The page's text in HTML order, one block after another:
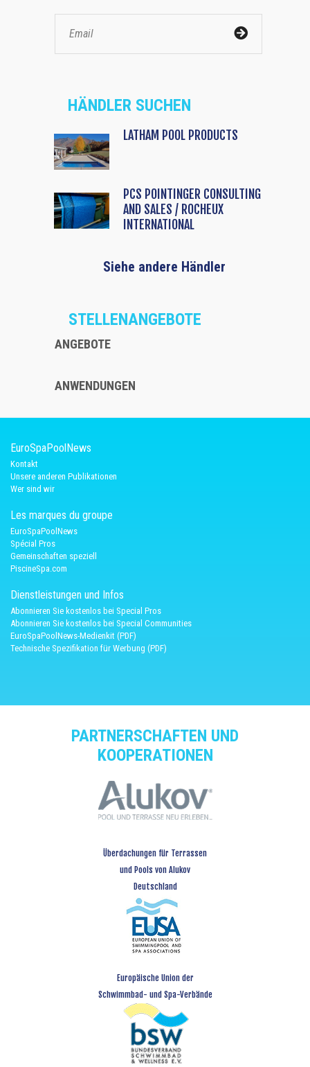
HÄNDLER SUCHEN
LATHAM POOL PRODUCTS
PCS POINTINGER CONSULTING
AND SALES / ROCHEUX
INTERNATIONAL
Siehe andere Händler
STELLENANGEBOTE
ANGEBOTE
ANWENDUNGEN
EuroSpaPoolNews
Kontakt
Unsere anderen Publikationen
Wer sind wir
Les marques du groupe
EuroSpaPoolNews
Spécial Pros
Gemeinschaften speziell
PiscineSpa.com
Dienstleistungen und Infos
Abonnieren Sie kostenlos bei Special Pros
Abonnieren Sie kostenlos bei Special Communities
EuroSpaPoolNews-Medienkit (PDF)
Technische Spezifikation für Werbung (PDF)
PARTNERSCHAFTEN UND
KOOPERATIONEN
Überdachungen für Terrassen
und Pools von Alukov
Deutschland
Europäische Union der
Schwimmbad- und Spa-Verbände